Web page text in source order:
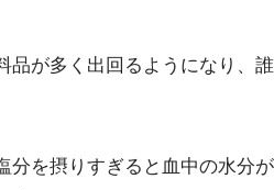
品が多く出回るようになり、
分を摂りすぎると血中の水分